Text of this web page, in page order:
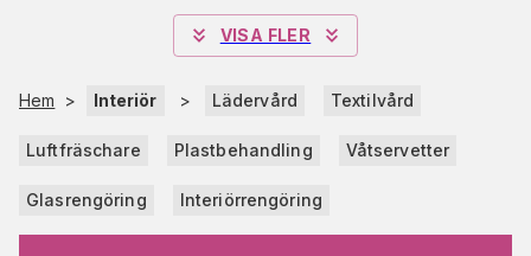
VISA FLER
Hem > Interiör > Lädervård Textilvård
Luftfräschare Plastbehandling Våtservetter
Glasrengöring Interiörrengöring